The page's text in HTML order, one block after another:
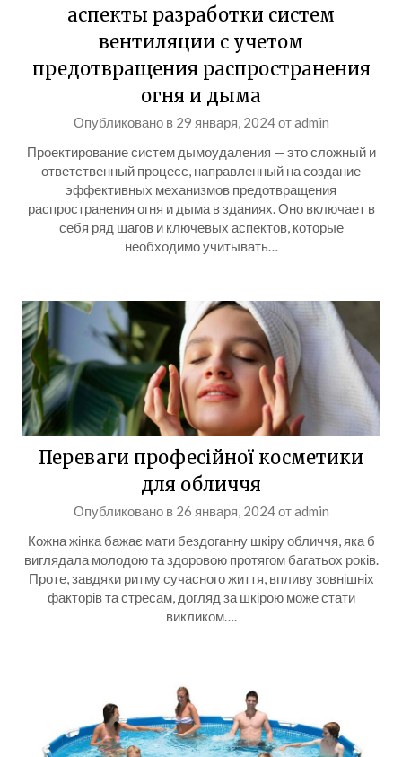
аспекты разработки систем
вентиляции с учетом
предотвращения распространения
огня и дыма
Опубликовано в 29 января, 2024отadmin
Проектирование систем дымоудаления — это сложный и
ответственный процесс, направленный на создание
эффективных механизмов предотвращения
распространения огня и дыма в зданиях. Оно включает в
себя ряд шагов и ключевых аспектов, которые
необходимо учитывать…
Переваги професійної косметики
для обличчя
Опубликовано в 26 января, 2024отadmin
Кожна жінка бажає мати бездоганну шкіру обличчя, яка б
виглядала молодою та здоровою протягом багатьох років.
Проте, завдяки ритму сучасного життя, впливу зовнішніх
факторів та стресам, догляд за шкірою може стати
викликом….